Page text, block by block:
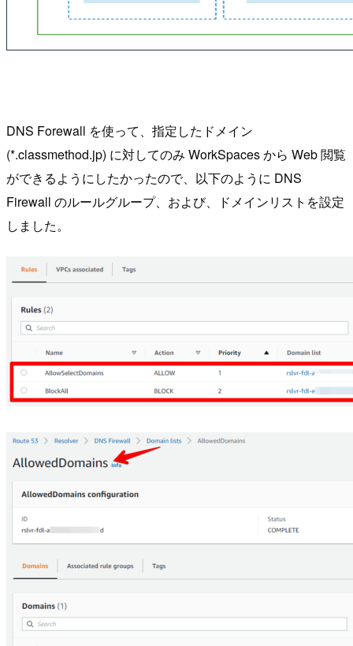
DNS Forewall を使って、指定したドメイン
(*.classmethod.jp) に対してのみ WorkSpaces から Web 閲覧
ができるようにしたかったので、以下のように DNS
Firewall のルールグループ、および、ドメインリストを設定
しました。